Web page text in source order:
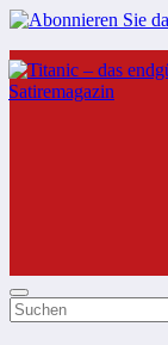
Zum
Inhalt
springen